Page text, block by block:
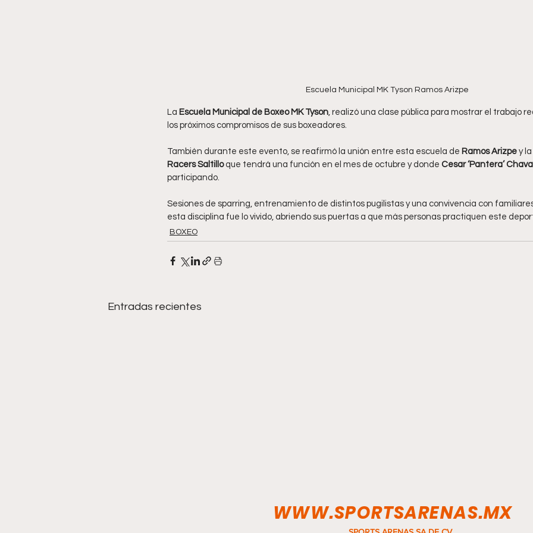
Escuela Municipal MK Tyson Ramos Arizpe
La Escuela Municipal de Boxeo MK Tyson , realizó una clase pública para mostrar el trabajo
los próximos compromisos de sus boxeadores.
También durante este evento, se reafirmó la unión entre esta escuela de Ramos Arizpe y
Racers Saltillo que tendrá una función en el mes de octubre y donde Cesar ‘Pantera’
participando.
Sesiones de sparring, entrenamiento de distintos pugilistas y una convivencia con
esta disciplina fue lo vivido, abriendo sus puertas a que más personas practiquen este
BOXEO
Entradas recientes
WWW.SPORTSARENAS.MX